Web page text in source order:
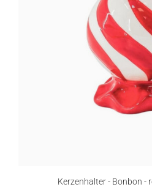
Kerzenhalter - Bonbon -